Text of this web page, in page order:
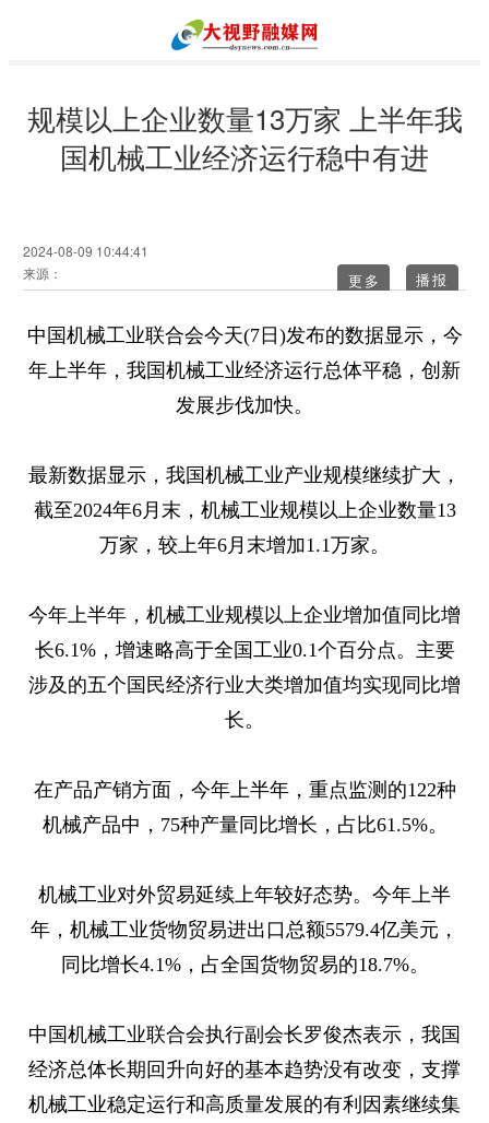
规模以上企业数量13万家 上半年我
国机械工业经济运行稳中有进
2024-08-09 10:44:41
来源：
更多
中国机械工业联合会今天(7日)发布的数据显示，今
年上半年，我国机械工业经济运行总体平稳，创新
发展步伐加快。
最新数据显示，我国机械工业产业规模继续扩大，
截至2024年6月末，机械工业规模以上企业数量13
万家，较上年6月末增加1.1万家。
今年上半年，机械工业规模以上企业增加值同比增
长6.1%，增速略高于全国工业0.1个百分点。主要
涉及的五个国民经济行业大类增加值均实现同比增
长。
在产品产销方面，今年上半年，重点监测的122种
机械产品中，75种产量同比增长，占比61.5%。
机械工业对外贸易延续上年较好态势。今年上半
年，机械工业货物贸易进出口总额5579.4亿美元，
同比增长4.1%，占全国货物贸易的18.7%。
中国机械工业联合会执行副会长罗俊杰表示，我国
经济总体长期回升向好的基本趋势没有改变，支撑
机械工业稳定运行和高质量发展的有利因素继续集